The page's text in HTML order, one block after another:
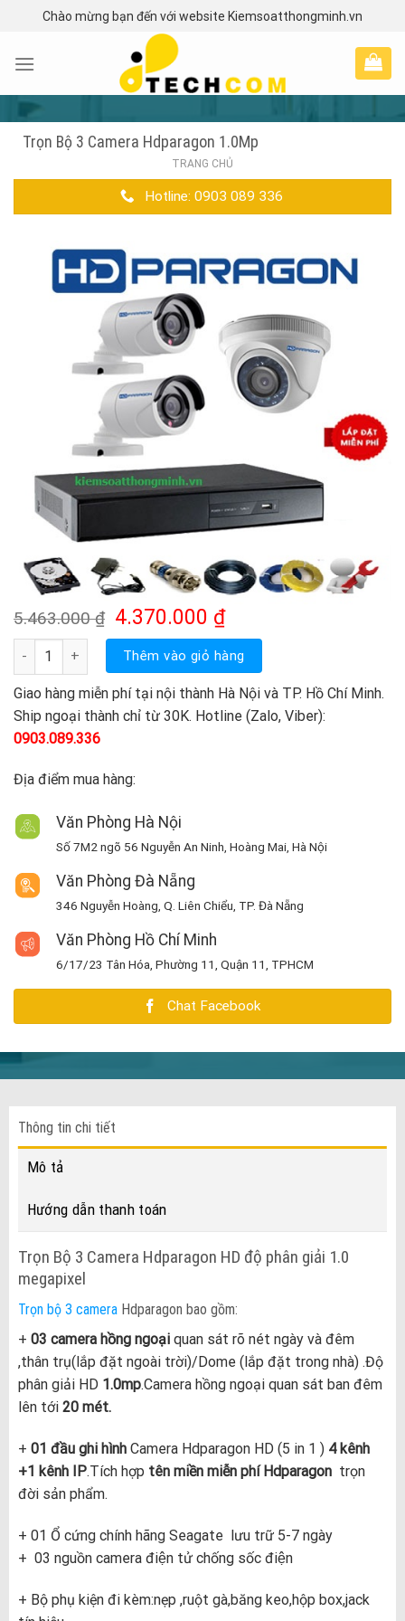
content
Chào mừng bạn đến với website Kiemsoatthongminh.vn
Trọn Bộ 3 Camera Hdparagon 1.0Mp
TRANG CHỦ
Hotline: 0903 089 336
5.463.000₫ Giá
gốc
là:
5.463.000 ₫.
4.370.000 ₫Giá
hiện
tại
là:
4.370.000 ₫.
Trọn Bộ 3 Camera Hdparagon 1.0Mp số lượng
Thêm vào giỏ hàng
Giao hàng miễn phí tại nội thành Hà Nội và TP. Hồ Chí Minh.
Ship ngoại thành chỉ từ 30K. Hotline (Zalo, Viber):
0903.089.336
Địa điểm mua hàng:
Văn Phòng Hà Nội
Số 7M2 ngõ 56 Nguyễn An Ninh, Hoàng Mai, Hà Nội
Văn Phòng Đà Nẵng
346 Nguyễn Hoàng, Q. Liên Chiểu, TP. Đà Nẵng
Văn Phòng Hồ Chí Minh
6/17/23 Tân Hóa, Phường 11, Quận 11, TPHCM
Chat Facebook
Thông tin chi tiết
Mô tả
Hướng dẫn thanh toán
Trọn Bộ 3 Camera Hdparagon HD độ phân giải 1.0
megapixel
Trọn bộ 3 cameraHdparagon bao gồm:
+ 03 camera hồng ngoạiquan sát rõ nét ngày và đêm
,thân trụ(lắp đặt ngoài trời)/Dome (lắp đặt trong nhà) .Độ
phân giải HD 1.0mp.Camera hồng ngoại quan sát ban đêm
lên tới 20 mét.
+ 01 đầughi hìnhCamera Hdparagon HD (5 in 1 ) 4 kênh
+1 kênh IP.Tích hợp tên miền miễn phí Hdparagontrọn
đời sản phẩm.
+ 01 Ổ cứng chính hãng Seagate lưu trữ 5-7 ngày
+ 03 nguồn camera điện tử chống sốc điện
+ Bộ phụ kiện đi kèm:nẹp ,ruột gà,băng keo,hộp box,jack